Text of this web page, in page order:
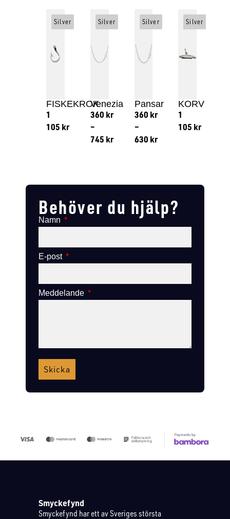
FISKEKROK
1
105 kr
Silver
Venezia
360 kr
–
745 kr
Silver
Pansar
360 kr
–
630 kr
Silver
KORV
1
105 kr
Silver
Behöver du hjälp?
Namn
E-post
Meddelande
Skicka
Smyckefynd
Smyckefynd har ett av Sveriges största